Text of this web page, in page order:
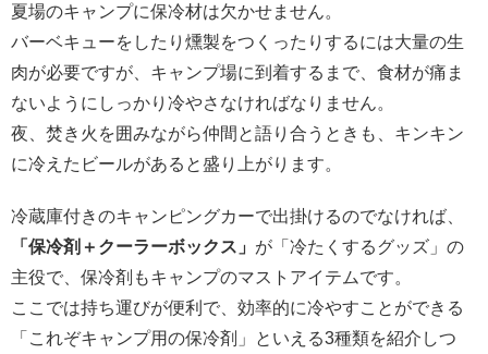
夏場のキャンプに保冷材は欠かせません。
バーベキューをしたり燻製をつくったりするには大量の生
肉が必要ですが、キャンプ場に到着するまで、食材が痛ま
ないようにしっかり冷やさなければなりません。
夜、焚き火を囲みながら仲間と語り合うときも、キンキン
に冷えたビールがあると盛り上がります。
冷蔵庫付きのキャンピングカーで出掛けるのでなければ、
「保冷剤＋クーラーボックス」 が「冷たくするグッズ」の
主役で、保冷剤もキャンプのマストアイテムです。
ここでは持ち運びが便利で、効率的に冷やすことができる
「これぞキャンプ用の保冷剤」といえる3種類を紹介しつ